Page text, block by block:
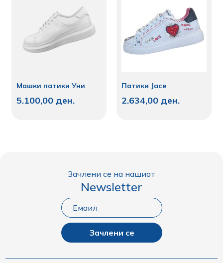
Машки патики Уни
5.100,00 ден.
Патики Јасе
2.634,00 ден.
Зачлени се на нашиот
Newsletter
Зачлени се